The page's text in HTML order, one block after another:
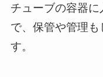
チューブの容器
で、保管や管理も